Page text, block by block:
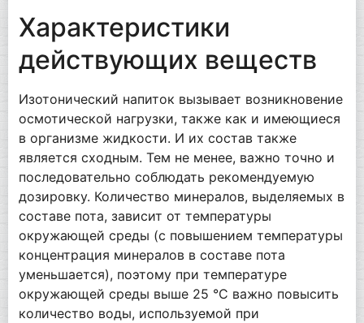
Характеристики
действующих веществ
Изотонический напиток вызывает возникновение
осмотической нагрузки, также как и имеющиеся
в организме жидкости. И их состав также
является сходным. Тем не менее, важно точно и
последовательно соблюдать рекомендуемую
дозировку. Количество минералов, выделяемых в
составе пота, зависит от температуры
окружающей среды (с повышением температуры
концентрация минералов в составе пота
уменьшается), поэтому при температуре
окружающей среды выше 25 °C важно повысить
количество воды, используемой при